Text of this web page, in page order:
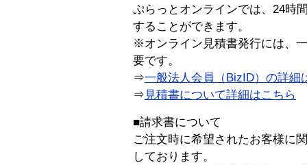
ぷらっとオンラインでは、24時
することができます。
※オンライン見積書発行には、
要です。
⇒一般法人会員（BizID）の詳細
⇒ 見積書について詳細はこちら
■請求書について
ご注文時に希望されたお客様に
しております。